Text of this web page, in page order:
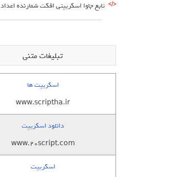
تابع جاوا اسکریپتی افکت شمارنده اعداد
تبلیغات متنی
اسکریپت ها
www.scriptha.ir
دانلود اسکریپت
www.20script.com
اسکریپت